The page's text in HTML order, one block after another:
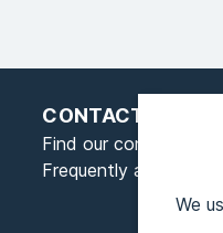
CONTACT
Find our contact form
Frequently asked
We